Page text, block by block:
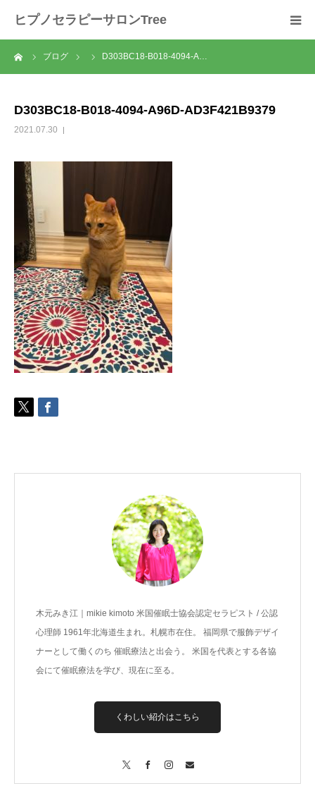
ヒプノセラピーサロンTree
ブログ D303BC18-B018-4094-A…
D303BC18-B018-4094-A96D-AD3F421B9379
2021.07.30
木元みき江｜mikie kimoto 米国催眠士協会認定セラピスト / 公認
心理師 1961年北海道生まれ。札幌市在住。 福岡県で服飾デザイ
ナーとして働くのち 催眠療法と出会う。 米国を代表とする各協
会にて催眠療法を学び、現在に至る。
くわしい紹介はこちら
ホーム
料金
スクール
ご予約